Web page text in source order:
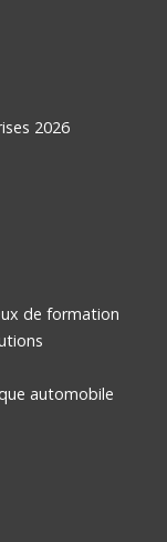
2026
de formation
automobile